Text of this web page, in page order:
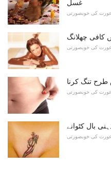
غسل
کی خوبصورتی
کافی چھلانگ
کی خوبصورتی
تنگ کرنا
کی خوبصورتی
بال کٹوانے
کی خوبصورتی